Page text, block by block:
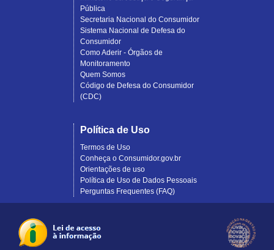
Pública
Secretaria Nacional do Consumidor
Sistema Nacional de Defesa do
Consumidor
Como Aderir - Órgãos de
Monitoramento
Quem Somos
Código de Defesa do Consumidor
(CDC)
Política de Uso
Termos de Uso
Conheça o Consumidor.gov.br
Orientações de uso
Política de Uso de Dados Pessoais
Perguntas Frequentes (FAQ)